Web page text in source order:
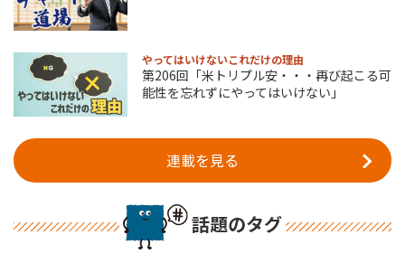
やってはいけないこれだけの理由
第206回「米トリプル安・・・再び起こる可
能性を忘れずにやってはいけない」
連載を見る
話題のタグ